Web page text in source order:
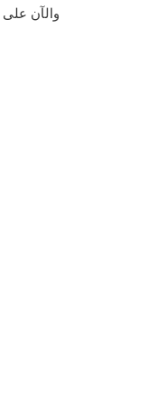
تلك المقاطع على أجهزة PS4 و Xbox والآن على